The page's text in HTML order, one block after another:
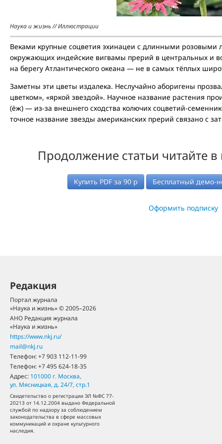
Наука и жизнь // Иллюстрации
Веками крупные соцветия эхинацеи с длинными
окружающих индейские вигвамы прерий в центральных и
на берегу Атлантического океана — не в самых тёплых
Заметны эти цветы издалека. Неслучайно аборигены
цветком», «яркой звездой». Научное название растения
(ёж) — из-за внешнего сходства колючих соцветий-
точное название звезды американских прерий связано с
Продолжение статьи читайте
Купить PDF за90 р Бесплатный демо-
Оформить подписку
Редакция
Портал журнала
«Наука и жизнь» © 2005–2026
АНО Редакция журнала
«Наука и жизнь»
https://www.nkj.ru/
mail@nkj.ru
Телефон:+7 903 112-11-99
Телефон:+7 495 624-18-35
Адрес: 101000 г. Москва,
ул. Мясницкая, д. 24/7, стр.1
Свидетельство о регистрации ЭЛ №ФС 77-
20213 от 14.12.2004 выдано Федеральной
службой по надзору за соблюдением
законодательства в сфере массовых
коммуникаций и охране культурного
наследия.